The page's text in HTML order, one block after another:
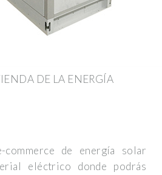
DE LA ENERGÍA
de energía solar
eléctrico donde podrás